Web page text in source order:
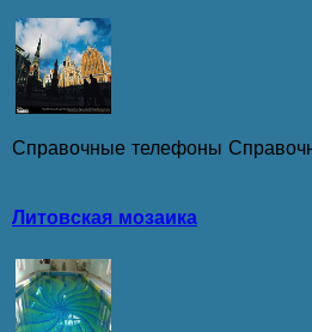
Справочные телефоны
Литовская мозаика